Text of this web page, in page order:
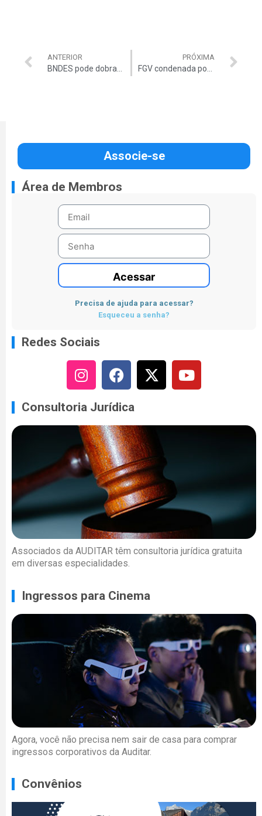
ANTERIOR PRÓXIMA
Associe-se
Área de Membros
Acessar
Precisa de ajuda para acessar?
Esqueceu a senha?
Redes Sociais
Consultoria Jurídica
Associados da AUDITAR têm consultoria jurídica gratuita
em diversas especialidades.
Ingressos para Cinema
Agora, você não precisa nem sair de casa para comprar
ingressos corporativos da Auditar.
Convênios